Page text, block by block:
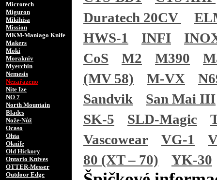
Microtech
Miguron
Mikihisa
Mission
MKM-Maniago Knife
Makers
Moki
Morakniv
Myerchin
Nemesis
Nezařazeno
Nite Ize
NO 7
North Mountain
Blades
Nože-Nůž
Ocaso
Ohta
Oknife
Old Hickory
Ontario Knives
OTTER-Messer
Outdoor Edge
Duratech 20CV
HWS-1
INFI
CoS
M2 M390
(MV 58)
M-VX
Sandvik
San Mai III
SK-5
SLD-Magic
Vascowear
VG-1
80 (XT – 70)
YK-30